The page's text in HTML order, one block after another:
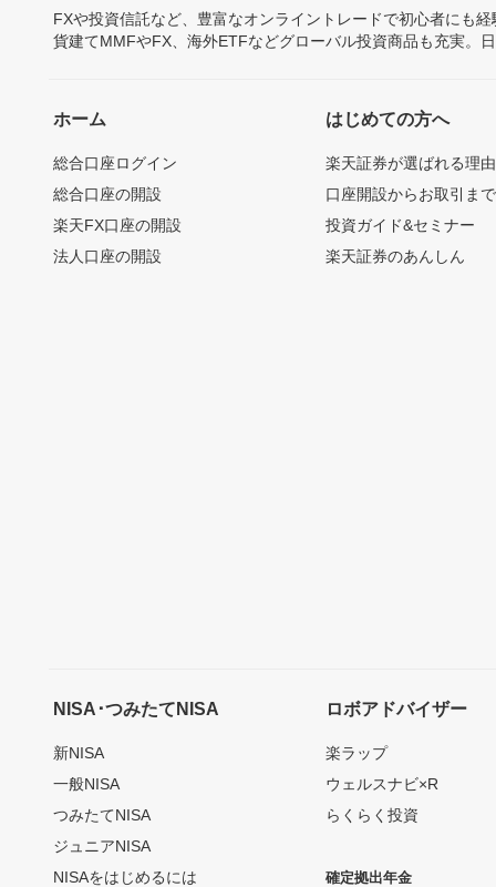
FXや投資信託など、豊富なオンライントレードで初心者にも
貨建てMMFやFX、海外ETFなどグローバル投資商品も充実。
ホーム
総合口座ログイン
総合口座の開設
楽天FX口座の開設
法人口座の開設
はじめての方へ
楽天証券が選ばれる理由
口座開設からお取引ま
投資ガイド&セミナー
楽天証券のあんしん
NISA･つみたてNISA
新NISA
一般NISA
つみたてNISA
ジュニアNISA
NISAをはじめるには
ロボアドバイザー
楽ラップ
ウェルスナビ×R
らくらく投資
確定拠出年金